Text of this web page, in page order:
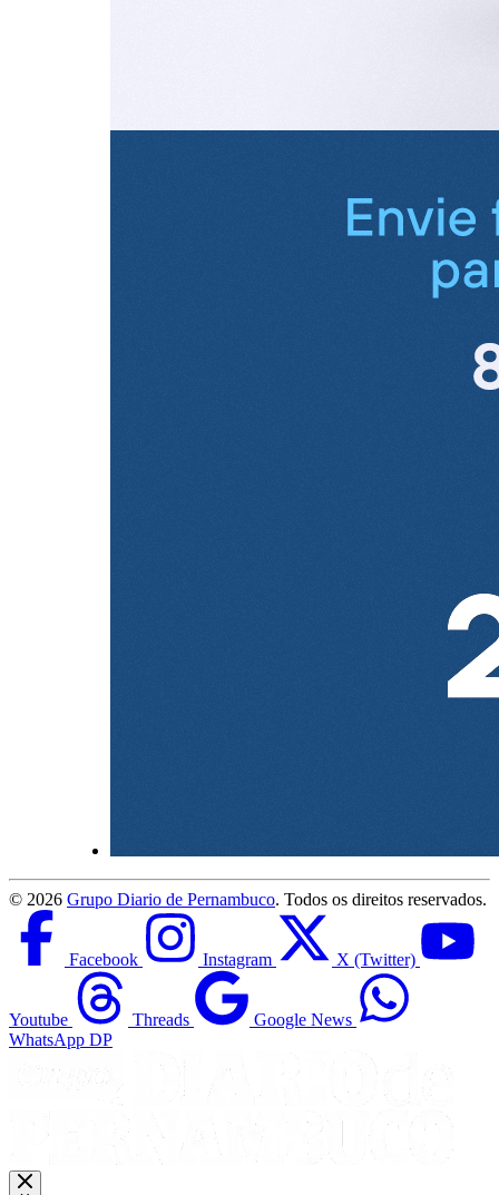
© 2026 Grupo Diario de Pernambuco. Todos os direitos reservados.
Facebook Instagram X (Twitter)
Youtube Threads
Google News
WhatsApp DP